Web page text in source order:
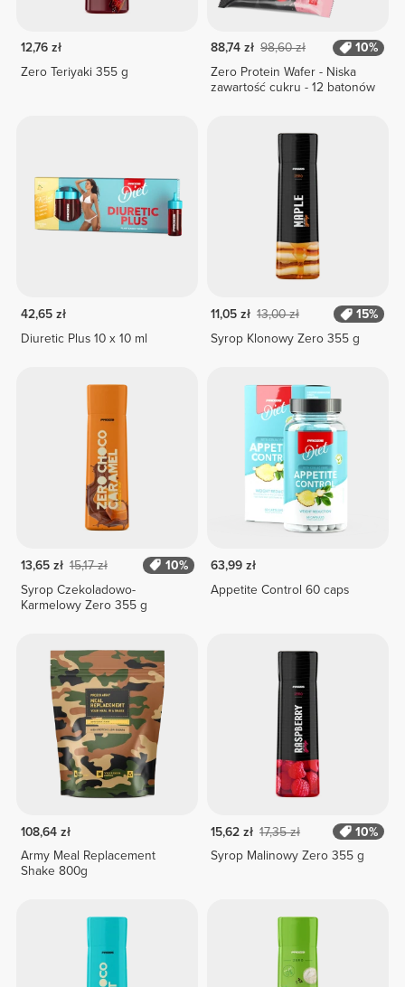
12,76 zł
Zero Teriyaki 355 g
88,74 zł 98,60 zł
10%
Zero Protein Wafer - Niska
zawartość cukru - 12 batonów
42,65 zł
Diuretic Plus 10 x 10 ml
11,05 zł 13,00 zł
15%
Syrop Klonowy Zero 355 g
13,65 zł 15,17 zł
10%
Syrop Czekoladowo-
Karmelowy Zero 355 g
63,99 zł
Appetite Control 60 caps
108,64 zł
Army Meal Replacement
Shake 800g
15,62 zł 17,35 zł
10%
Syrop Malinowy Zero 355 g